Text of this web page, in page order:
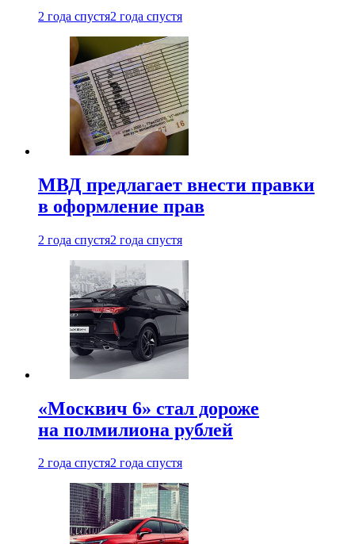
2 года спустя2 года спустя
МВД предлагает внести правки
в оформление прав
2 года спустя2 года спустя
«Москвич 6» стал дороже
на полмилиона рублей
2 года спустя2 года спустя